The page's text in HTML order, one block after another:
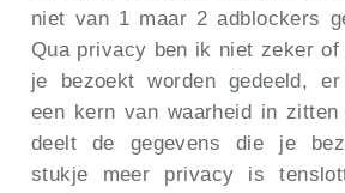
niet van 1 maar 2 adblockers
Qua privacy ben ik niet zeker
je bezoekt worden gedeeld,
een kern van waarheid in
deelt de gegevens die je
stukje meer privacy is